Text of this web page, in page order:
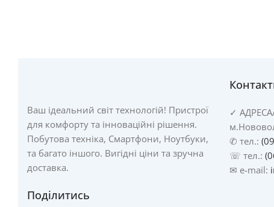
Ваш ідеальний світ технологій! Пристрої
для комфорту та інноваційні рішення.
Побутова техніка, Смартфони, Ноутбуки,
та багато іншого. Вигідні ціни та зручна
доставка.
Поділитись
✓
✆ тел.:
☏ тел.:
✉ e-mail: